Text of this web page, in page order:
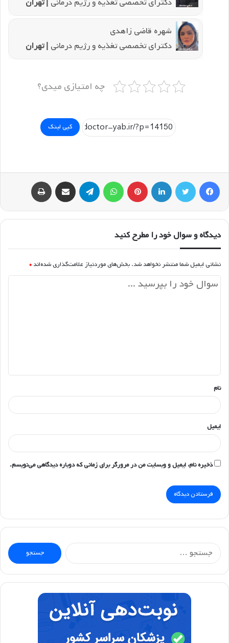
شهره قاضی زاهدی
دکترای تخصصی تغذیه و رژیم درمانی | تهران
چه امتیازی میدی؟
کپی لینک
فیسبوک توییتر لینکداین پینتریست تلگرام اشتراک گذاری با ایمیل
دیدگاه و سوال خود را مطرح کنید
نشانی ایمیل شما منتشر نخواهد شد. بخش‌های موردنیاز علامت‌گذاری شده‌اند *
*
نام
ایمیل
ذخیره نام، ایمیل و وبسایت من در مرورگر برای زمانی که دوباره دیدگاهی می‌نویسم.
جستجو
برای: